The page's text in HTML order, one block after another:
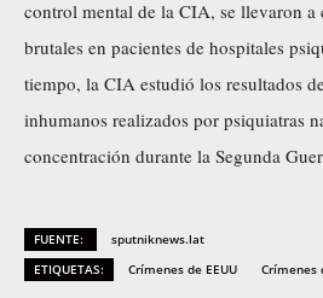
control mental de la CIA, se llevaron a
brutales en pacientes de hospitales
tiempo, la CIA estudió los resultados
inhumanos realizados por psiquiatras
concentración durante la Segunda
FUENTE:
sputniknews.lat
ETIQUETAS:
Crímenes de EEUU Crímenes